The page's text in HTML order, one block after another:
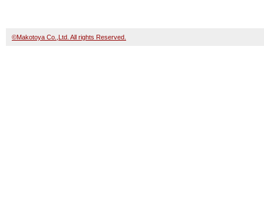
©Makotoya Co.,Ltd. All rights Reserved.